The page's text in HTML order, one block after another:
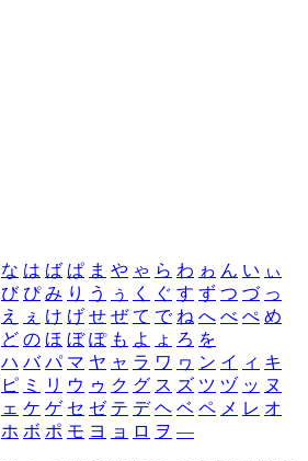
な は ば ぱ ま や ゃ ら わ ゎ ん い ぃ
び ぴ み り う ぅ く ぐ す ず つ づ っ
え ぇ け げ せ ぜ て で ね へ べ ぺ め
ど の ほ ぼ ぽ も よ ょ ろ を
ハ バ パ マ ヤ ャ ラ ワ ヮ ン イ ィ キ
ピ ミ リ ウ ゥ ク グ ス ズ ツ ヅ ッ ヌ
ェ ケ ゲ セ ゼ テ デ ヘ ベ ペ メ レ オ
ホ ボ ポ モ ヨ ョ ロ ヲ ―